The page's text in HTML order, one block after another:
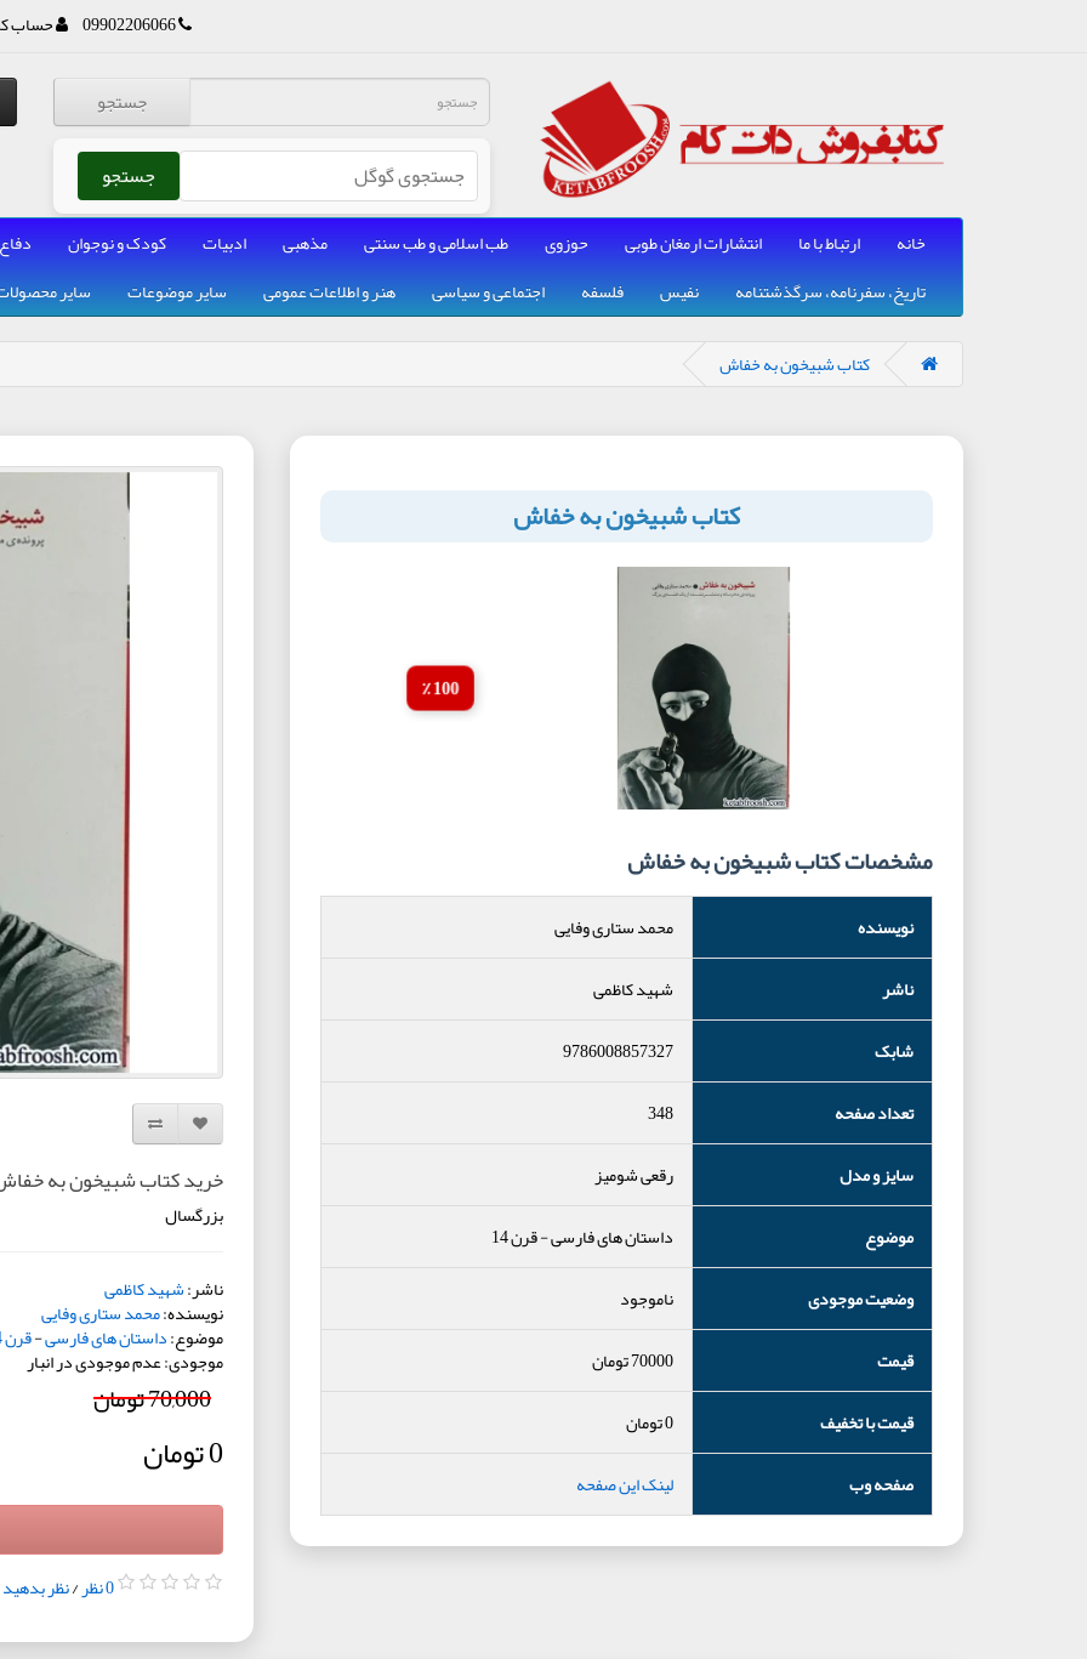
09902206066 حساب
جستجو
جستجو
خانه ارتباط با ما انتشارات ارمغان طوبی حوزوی طب اسلامی و طب سنتی مذهبی ادبیات کودک و نوجوان
تاریخ، سفرنامه، سرگذشتنامه
نفیس فلسفه اجتماعی و سیاسی هنر و اطلاعات عمومی سایر موضوعات سایر
کتاب شبیخون به خفاش
کتاب شبیخون به خفاش
100 ٪
مشخصات کتاب شبیخون به خفاش
نویسنده
محمد ستاری وفایی
ناشر
شهید کاظمی
شابک
9786008857327
تعداد صفحه
348
سایز و مدل
رقعی شومیز
موضوع
داستان های فارسی-قرن 14
وضعیت موجودی
ناموجود
قیمت
70000تومان
قیمت با تخفیف
0تومان
صفحه وب
لینک این صفحه
افزودن به لیست دلخواه
مقایسه این محصول
خرید کتاب شبیخون به
بزرگسال
ناشر:شهید کاظمی
نویسنده:محمد ستاری وفایی
موضوع:داستان های فارسی-قرن 14
موجودی: عدم موجودی در انبار
70,000 تومان
0 تومان
0 نظر /نظر بدهید